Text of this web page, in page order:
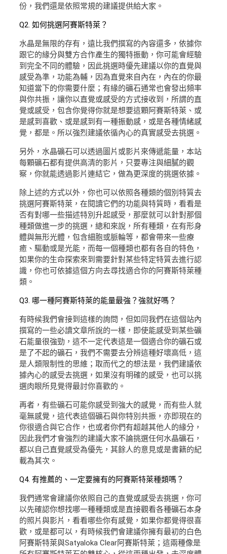
份，我們還是依照常規的建議提供給大家。
Q2. 如何挑選阿賽斯特萊？
水晶是無限的存有，遠比我們撰寫的內容還多，依據你
跟它的緣分與雙方合作產生的獨特振動，你可能會經驗
到完全不同的體驗，因此挑選時優先建議以你的直覺與
感受為準，功能為輔，因為直覺來自內在，內在的你最
知道當下的你需要什麼；有緣的礦石通常也會發出頻率
與你共振，讓你以直覺或感受的方式接收到，所謂的直
覺或感受，包含你覺得你就是想要這顆阿賽斯特萊、或
是感到喜歡、或是感到有一種振動感，或是各種情緒感
覺，都是。所以強烈建議依循內心的真實感受去挑選。
另外，水晶礦石可以透過圖片或影片來傳遞能量，本站
每顆礦石都有提供高清的影片，只要專注與細膩的觀
察，你就能透過影片連結它，做為更深度的挑選依據。
除上述的方式以外，你也可以依照各種類的個別特質去
挑選阿賽斯特萊，在閱讀它們的功能與特質時，看看是
否有對哪一些描述特別升起感受，那麼就可以針對那個
種類做進一步的挑選，總和來說，所有種類，在有形身
體與無形光體，包含細胞或脈輪等，都會帶來一些療
癒、驅動或是光能，而每一個種類也都有各自的特色，
如果你的生命探索來到需要針對某些特定特質去進行認
識，你也可依據這個方向去尋找適合你的阿賽斯特萊種
類。
Q3. 哪一種阿賽斯特萊的能量最強？強就好嗎？
有時候我們會接到這樣的詢問，但如同我們在這個站內
撰寫的一些必讀文章所說的一樣，即使能感受到某些礦
石能量很強勁，這不一定代表這是一個適合你的礦石或
是了不起的礦石，我們不需要去分辨這種好壞高低，這
是人類限制性的思維；取而代之的想法是，我們建議依
據內心的感受去挑選，如果沒有明確的感受，也可以挑
選肉眼所見覺得最討你喜歡的。
再者，有些礦石可能你感受到強大的感覺，而有些人就
毫無感覺，這代表這個礦石與你特別共振，亦即現在的
你很適合與它合作，也或者你們有超越其他人的緣分，
因此我們才會強烈的建議大家不論挑選任何水晶礦石，
都以自己直覺感受為優先，其餘人的意見或是書籍的紀
載為其次。
Q4. 有推薦的、一定要擁有的阿賽斯特萊種類嗎？
我們通常會建議你依照自己的直覺或感受去挑選，你可
以先確認你想找哪一種種類或是直接觀看各種礦石本身
的照片與影片，看看哪些你有感覺，如果你都覺得很喜
歡，或是都可以，有時候我們會建議你擁有最初的白色
阿賽斯特萊與Satyaloka Clear阿賽斯特萊；這兩種像是